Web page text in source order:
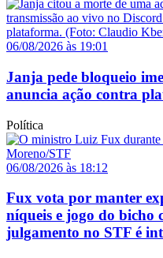
06/08/2026 às 19:01
Janja pede bloqueio
anuncia ação contra
Política
06/08/2026 às 18:12
Fux vota por manter
níqueis e jogo do bicho
julgamento no STF é